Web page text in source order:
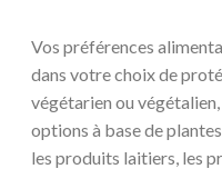
Vos préférences
dans votre choix de
végétarien ou
options à base de
les produits laitiers, les